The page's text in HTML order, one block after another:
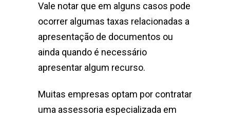
Vale notar que em alguns casos pode
ocorrer algumas taxas relacionadas a
apresentação de documentos ou
ainda quando é necessário
apresentar algum recurso.
Muitas empresas optam por contratar
uma assessoria especializada em